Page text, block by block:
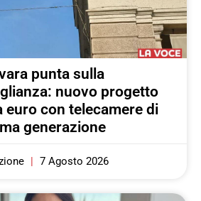
punta sulla
nuovo progetto
euro con telecamere di
generazione
7 Agosto 2026